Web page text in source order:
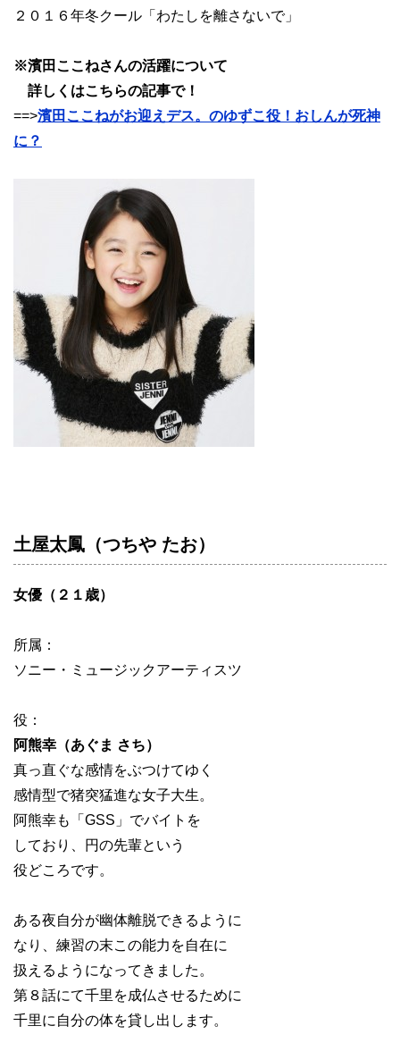
２０１６年冬クール「わたしを離さないで」
※濱田ここねさんの活躍について
詳しくはこちらの記事で！
==>濱田ここねがお迎えデス。のゆずこ役！おしんが死神
に？
土屋太鳳（つちや たお）
女優（２１歳）
所属：
ソニー・ミュージックアーティスツ
役：
阿熊幸（あぐま さち）
真っ直ぐな感情をぶつけてゆく
感情型で猪突猛進な女子大生。
阿熊幸も「GSS」でバイトを
しており、円の先輩という
役どころです。
ある夜自分が幽体離脱できるように
なり、練習の末この能力を自在に
扱えるようになってきました。
第８話にて千里を成仏させるために
千里に自分の体を貸し出します。